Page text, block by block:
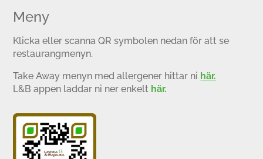
Meny
Klicka eller scanna QR symbolen nedan för att se
restaurangmenyn.
Take Away menyn med allergener hittar ni här.
L&B appen laddar ni ner enkelt här.